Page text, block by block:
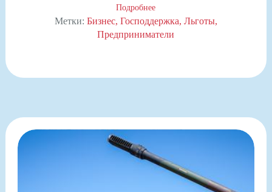
Подробнее
Метки: Бизнес Господдержка Льготы
Предприниматели